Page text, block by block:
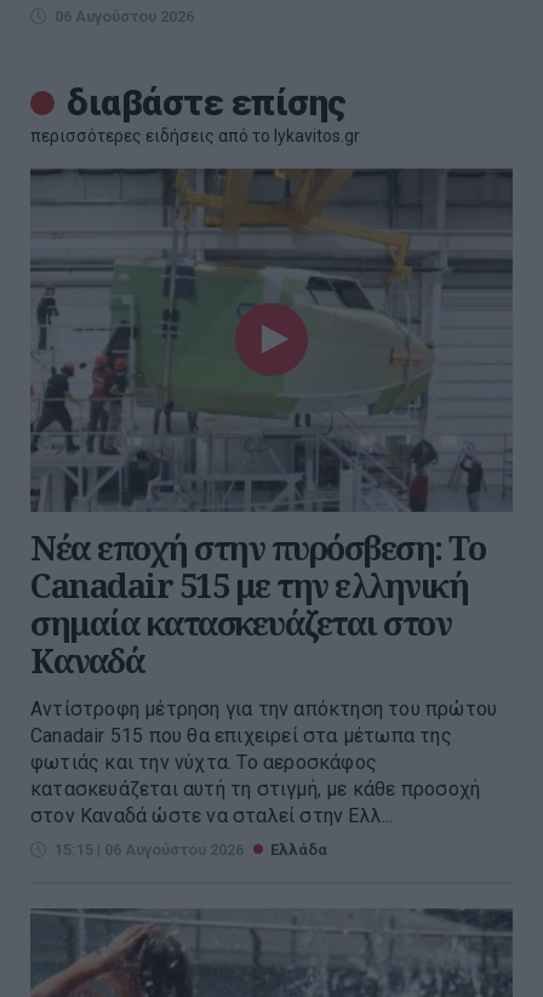
06 Αυγούστου 2026
διαβάστε επίσης
περισσότερες ειδήσεις από το lykavitos.gr
Νέα εποχή στην πυρόσβεση: Το
Canadair 515 με την ελληνική
σημαία κατασκευάζεται στον
Καναδά
Αντίστροφη μέτρηση για την απόκτηση του πρώτου
Canadair 515 που θα επιχειρεί στα μέτωπα της
φωτιάς και την νύχτα. Το αεροσκάφος
κατασκευάζεται αυτή τη στιγμή, με κάθε προσοχή
στον Καναδά ώστε να σταλεί στην Ελλ...
15:15 | 06 Αυγούστου 2026 Ελλάδα